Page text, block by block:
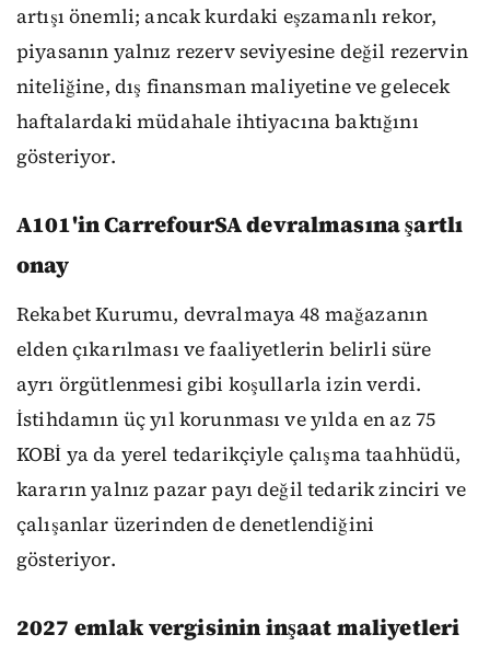
artışı önemli; ancak kurdaki eşzamanlı rekor,
piyasanın yalnız rezerv seviyesine değil rezervin
niteliğine, dış finansman maliyetine ve gelecek
haftalardaki müdahale ihtiyacına baktığını
gösteriyor.
A101'in CarrefourSA devralmasına şartlı
onay
Rekabet Kurumu, devralmaya 48 mağazanın
elden çıkarılması ve faaliyetlerin belirli süre
ayrı örgütlenmesi gibi koşullarla izin verdi.
İstihdamın üç yıl korunması ve yılda en az 75
KOBİ ya da yerel tedarikçiyle çalışma taahhüdü,
kararın yalnız pazar payı değil tedarik zinciri ve
çalışanlar üzerinden de denetlendiğini
gösteriyor.
2027 emlak vergisinin inşaat maliyetleri